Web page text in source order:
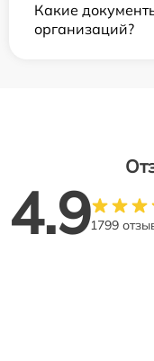
Какие
организаций?
4.91799